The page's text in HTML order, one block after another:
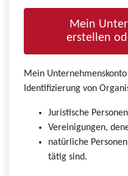
Mein
erstellen
Mein
Identifizierung von
Juristische
Vereinigungen,
natürliche
tätig sind.